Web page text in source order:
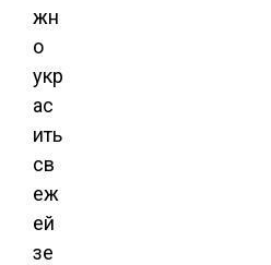
жн
о
укр
ас
ить
св
еж
ей
зе